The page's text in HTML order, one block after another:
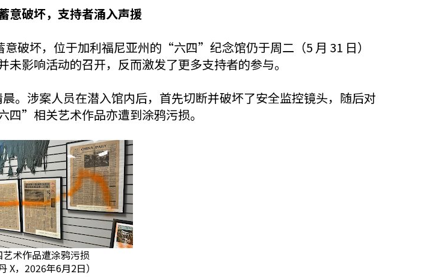
破坏，支持者涌入声援
破坏，位于加利福尼亚州的“六四”纪念馆仍于周二（5 月 31 日）
影响活动的召开，反而激发了更多支持者的参与。
。涉案人员在潜入馆内后，首先切断并破坏了安全监控镜头，随后对
”相关艺术作品亦遭到涂鸦污损。
艺术作品遭涂鸦污损
X，2026年6月2日）